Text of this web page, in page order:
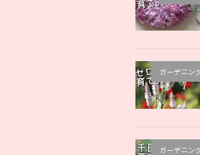
ガーデニン
ガーデニン